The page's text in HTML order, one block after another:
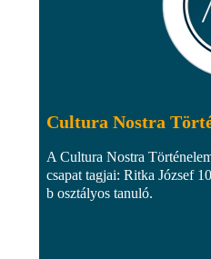
Cultura Nostra
A Cultura Nostra
csapat tagjai: Ritka József
b osztályos tanuló.